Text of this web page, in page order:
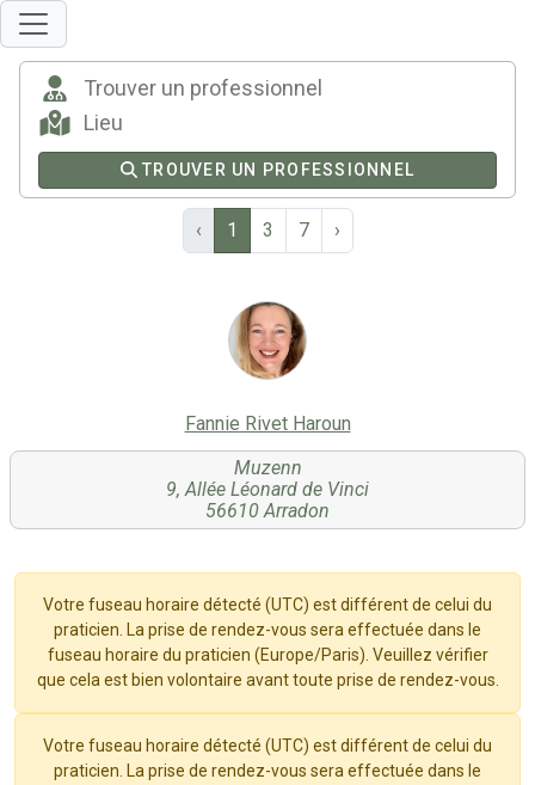
TROUVER UN PROFESSIONNEL
‹ 1 3 7 ›
Fannie Rivet Haroun
Muzenn
9, Allée Léonard de Vinci
56610 Arradon
Votre fuseau horaire détecté (UTC) est différent de celui du
praticien. La prise de rendez-vous sera effectuée dans le
fuseau horaire du praticien (Europe/Paris). Veuillez vérifier
que cela est bien volontaire avant toute prise de rendez-vous.
Votre fuseau horaire détecté (UTC) est différent de celui du
praticien. La prise de rendez-vous sera effectuée dans le